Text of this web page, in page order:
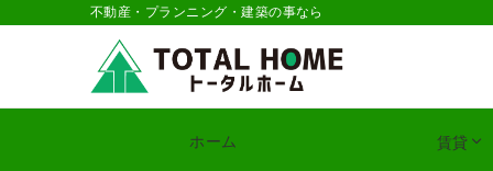
不動産・プランニング・建築の事なら
ホーム 賃貸